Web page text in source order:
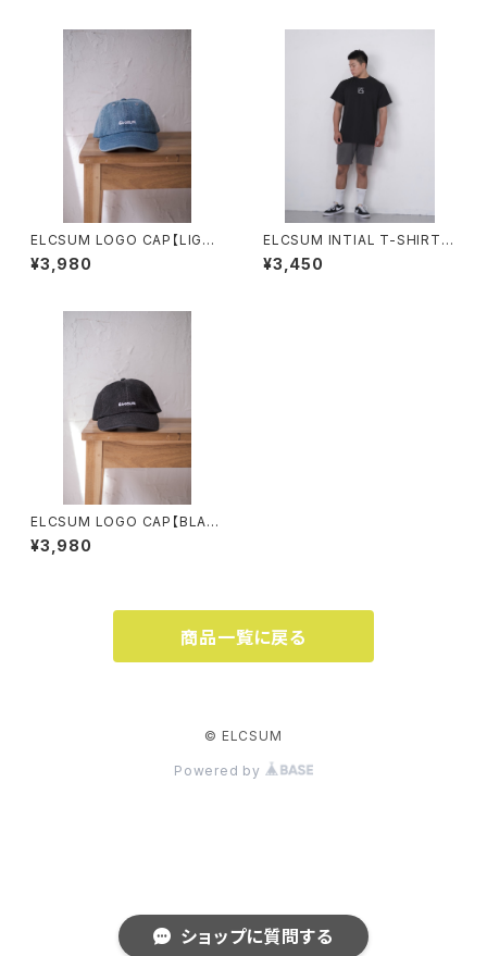
ショップに質問する
ELCSUM LOGO CAP【LIGHT
BLUE】
¥3,980
ELCSUM INTIAL T-SHIRTS
【BLACK】
¥3,450
ELCSUM LOGO CAP【BLAC
K】
¥3,980
商品一覧に戻る
© ELCSUM
Powered by